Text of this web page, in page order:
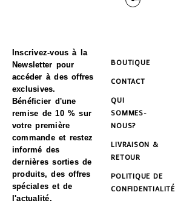
Inscrivez-vous à la
Newsletter pour
accéder à des offres
exclusives.
Bénéficier d'une
remise de 10 % sur
votre première
commande et restez
informé des
dernières sorties de
produits, des offres
spéciales et de
l'actualité.
BOUTIQUE
CONTACT
QUI
SOMMES-
NOUS?
LIVRAISON &
RETOUR
POLITIQUE DE
CONFIDENTIALITÉ